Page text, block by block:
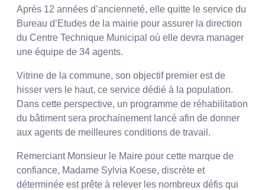
Après 12 années d’ancienneté, elle quitte le service du
Bureau d’Etudes de la mairie pour assurer la direction
du Centre Technique Municipal où elle devra manager
une équipe de 34 agents.
Vitrine de la commune, son objectif premier est de
hisser vers le haut, ce service dédié à la population.
Dans cette perspective, un programme de réhabilitation
du bâtiment sera prochainement lancé afin de donner
aux agents de meilleures conditions de travail.
Remerciant Monsieur le Maire pour cette marque de
confiance, Madame Sylvia Koese, discrète et
déterminée est prête à relever les nombreux défis qui